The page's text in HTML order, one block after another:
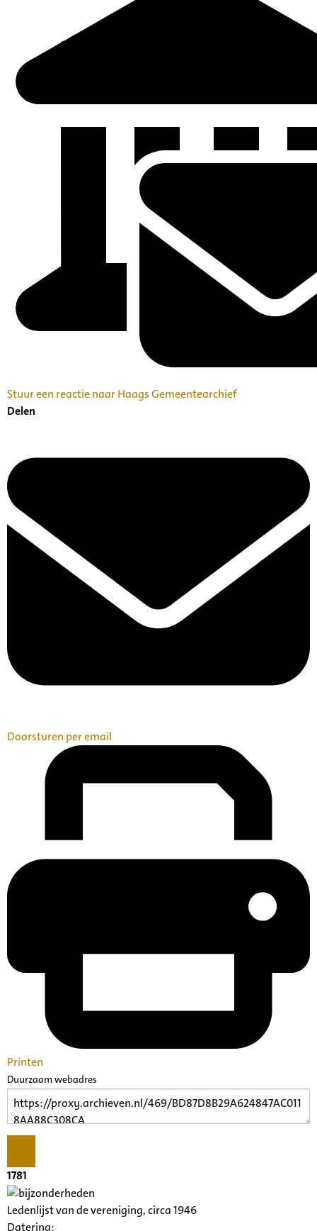
Stuur een reactie naar Haags Gemeentearchief
Delen
Doorsturen per email
Printen
Duurzaam webadres
1781
Ledenlijst van de vereniging, circa 1946
Datering: